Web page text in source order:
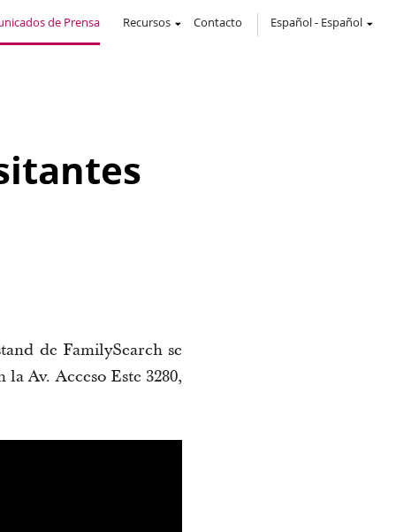
de Prensa Recursos Contacto Español- Español
de FamilySearch se
Av. Acceso Este 3280,